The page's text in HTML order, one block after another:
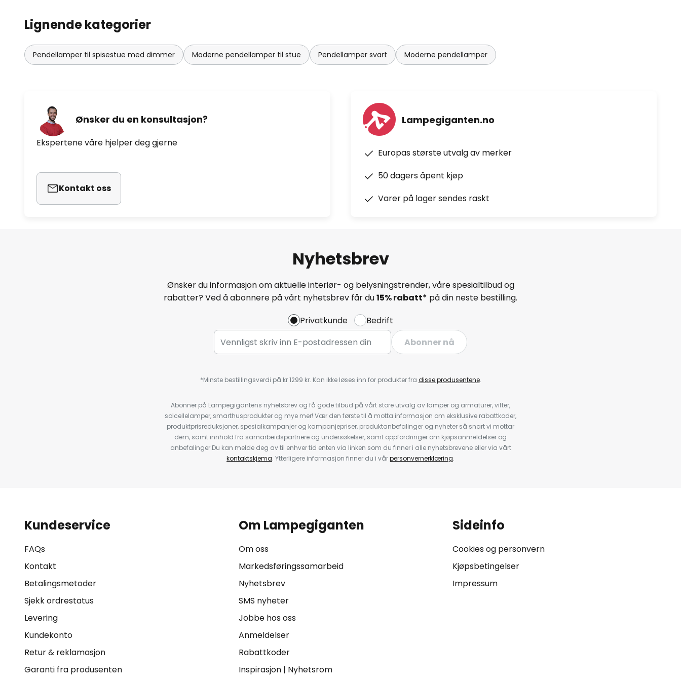
Lignende kategorier
Pendellamper til spisestue med dimmer Moderne pendellamper til stue Pendellamper svart Moderne pendellamper
Ønsker du en konsultasjon?
Ekspertene våre hjelper deg gjerne
Kontakt oss
Lampegiganten.no
Europas største utvalg av merker
50 dagers åpent kjøp
Varer på lager sendes raskt
Nyhetsbrev
Ønsker du informasjon om aktuelle interiør- og belysningstrender, våre spesialtilbud og
rabatter? Ved å abonnere på vårt nyhetsbrev får du15% rabatt* på din neste bestilling.
Privatkunde
Bedrift
Abonner nå
*Minste bestillingsverdi på kr 1299 kr. Kan ikke løses inn for produkter fra disse produsentene.
Abonner på Lampegigantens nyhetsbrev og få gode tilbud på vårt store utvalg av lamper og armaturer, vifter,
solcellelamper, smarthusprodukter og mye mer! Vær den første til å motta informasjon om eksklusive rabattkoder,
produktprisreduksjoner, spesialkampanjer og kampanjepriser, produktanbefalinger og nyheter så snart vi mottar
dem, samt innhold fra samarbeidspartnere og undersøkelser, samt oppfordringer om kjøpsanmeldelser og
anbefalinger.Du kan melde deg av til enhver tid enten via linken som du finner i alle nyhetsbrevene eller via vårt
kontaktskjema. Ytterligere informasjon finner du i vårpersonvernerklæring.
Kundeservice
FAQs
Kontakt
Betalingsmetoder
Sjekk ordrestatus
Levering
Kundekonto
Retur & reklamasjon
Garanti fra produsenten
Om Lampegiganten
Om oss
Markedsføringssamarbeid
Nyhetsbrev
SMS nyheter
Jobbe hos oss
Anmeldelser
Rabattkoder
Inspirasjon| Nyhetsrom
Sideinfo
Cookies og personvern
Kjøpsbetingelser
Impressum